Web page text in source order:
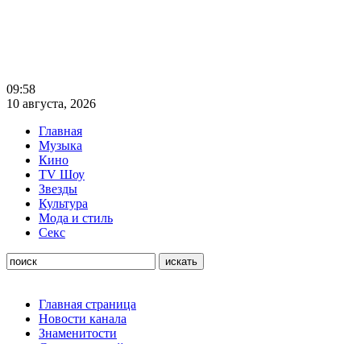
09:58
10 августа, 2026
Главная
Музыка
Кино
TV Шоу
Звезды
Культура
Мода и стиль
Секс
Главная страница
Новости канала
Знаменитости